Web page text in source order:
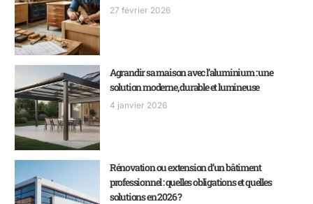
27 février 2026
Agrandir sa maison avec l’aluminium : une
solution moderne, durable et lumineuse
4 janvier 2026
Rénovation ou extension d’un bâtiment
professionnel : quelles obligations et quelles
solutions en 2026 ?